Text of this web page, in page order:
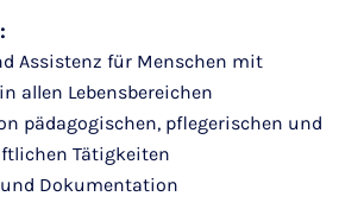
Assistenz für Menschen mit
allen Lebensbereichen
pädagogischen, pflegerischen und
Tätigkeiten
Dokumentation